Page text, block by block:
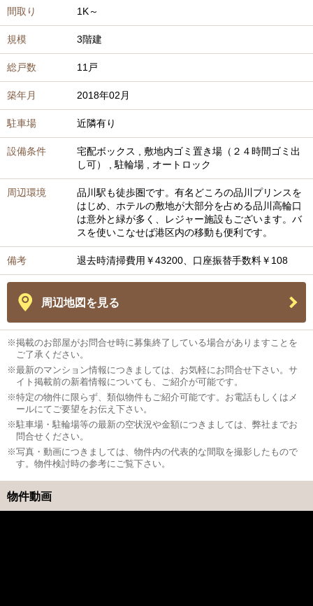
間取り 1K～
規模 3階建
総戸数 11戸
築年月 2018年02月
駐車場 近隣有り
設備条件 宅配ボックス
敷地内ゴミ置き場（２４時間ゴミ出
し可）
駐輪場 オートロック
周辺環境
品川駅も徒歩圏です。有名どころの品川プリンスを
はじめ、ホテルの敷地が大部分を占める品川高輪口
は意外と緑が多く、レジャー施設もございます。バ
スを使いこなせば港区内の移動も便利です。
備考 退去時清掃費用￥43200、口座振替手数料￥108
周辺地図を見る
※掲載のお部屋がお問合せ時に募集終了している場合がありますことを
ご了承ください。
※最新のマンション情報につきましては、お気軽にお問合せ下さい。サ
イト掲載前の新着情報についても、ご紹介が可能です。
※特定の物件に限らず、類似物件もご紹介可能です。お電話もしくはメ
ールにてご要望をお伝え下さい。
※駐車場・駐輪場等の最新の空状況や金額につきましては、弊社までお
問合せください。
※写真・動画につきましては、物件内の代表的な間取を撮影したもので
す。物件検討時の参考にご覧下さい。
物件動画